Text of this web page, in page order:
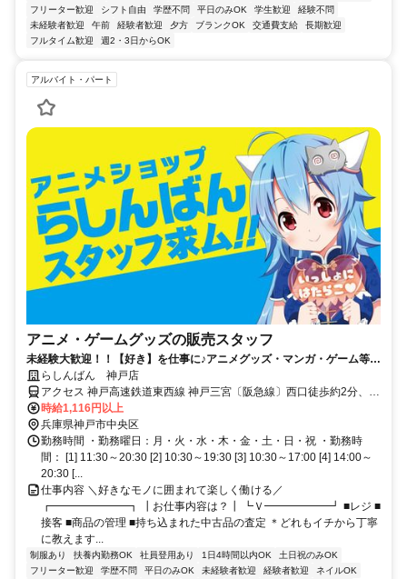
フリーター歓迎
シフト自由 学歴不問 平日のみOK 学生歓迎
経験不問
未経験者歓迎
午前 経験者歓迎 夕方 ブランクOK 交通費支給
長期歓迎
フルタイム歓迎
週2・3日からOK
アルバイト・パート
アニメ・ゲームグッズの販売スタッフ
未経験大歓迎！！【好き】を仕事に♪アニメグッズ・マンガ・ゲーム等の
買い取り・販売のお仕事★
らしんばん 神戸店
アクセス 神戸高速鉄道東西線 神戸三宮〔阪急線〕西口徒歩約2分、阪
急神戸本線 神戸三宮〔阪急線〕西口徒歩約2分、連絡バス 神戸三宮
〔空港連絡バス〕徒歩約2分
時給1,116円以上
兵庫県神戸市中央区
勤務時間 ・勤務曜日：月・火・水・木・金・土・日・祝 ・勤務時
間： [1] 11:30～20:30 [2] 10:30～19:30 [3] 10:30～17:00 [4] 14:00～
20:30 [...
仕事内容 ＼好きなモノに囲まれて楽しく働ける／
┏━━━━━━━┓ ┃お仕事内容は？┃ ┗Ｖ━━━━━━┛ ■レジ ■
接客 ■商品の管理 ■持ち込まれた中古品の査定 ＊どれもイチから丁寧
に教えます...
制服あり 扶養内勤務OK 社員登用あり 1日4時間以内OK
土日祝のみOK
フリーター歓迎
学歴不問 平日のみOK 未経験者歓迎 経験者歓迎
ネイルOK